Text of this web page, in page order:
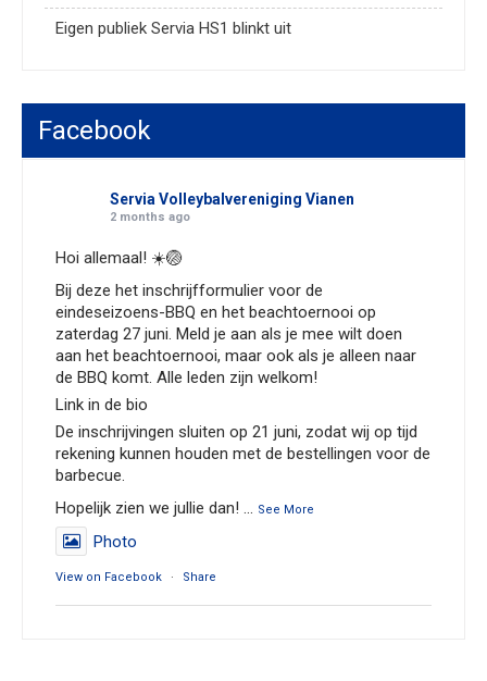
Eigen publiek Servia HS1 blinkt uit
Facebook
Servia Volleybalvereniging Vianen
2 months ago
Hoi allemaal! ☀️🏐
Bij deze het inschrijfformulier voor de
eindeseizoens-BBQ en het beachtoernooi op
zaterdag 27 juni. Meld je aan als je mee wilt doen
aan het beachtoernooi, maar ook als je alleen naar
de BBQ komt. Alle leden zijn welkom!
Link in de bio
De inschrijvingen sluiten op 21 juni, zodat wij op tijd
rekening kunnen houden met de bestellingen voor de
barbecue.
Hopelijk zien we jullie dan! ... See More
Photo
View on Facebook · Share